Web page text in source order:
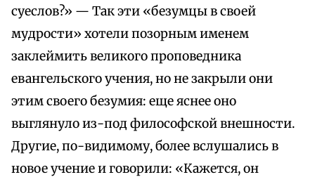
суеслов?» — Так эти «безумцы в своей
мудрости» хотели позорным именем
заклеймить великого проповедника
евангельского учения, но не закрыли они
этим своего безумия: еще яснее оно
выглянуло из-под философской внешности.
Другие, по-видимому, более вслушались в
новое учение и говорили: «Кажется, он